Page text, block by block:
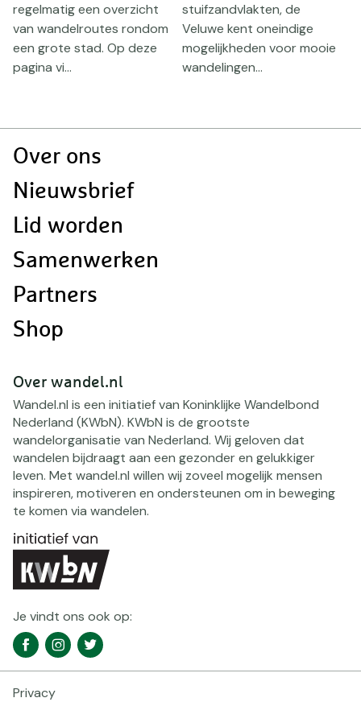
regelmatig een overzicht
van wandelroutes rondom
een grote stad. Op deze
pagina vi...
stuifzandvlakten, de
Veluwe kent oneindige
mogelijkheden voor mooie
wandelingen...
Doormat
Over ons
Nieuwsbrief
Lid worden
Samenwerken
Partners
Shop
Over wandel.nl
Wandel.nl is een initiatief van Koninklijke Wandelbond
Nederland (KWbN). KWbN is de grootste
wandelorganisatie van Nederland. Wij geloven dat
wandelen bijdraagt aan een gezonder en gelukkiger
leven. Met wandel.nl willen wij zoveel mogelijk mensen
inspireren, motiveren en ondersteunen om in beweging
te komen via wandelen.
Je vindt ons ook op:
Social
media
FacebookInstagramTwitter
Footer
Privacy